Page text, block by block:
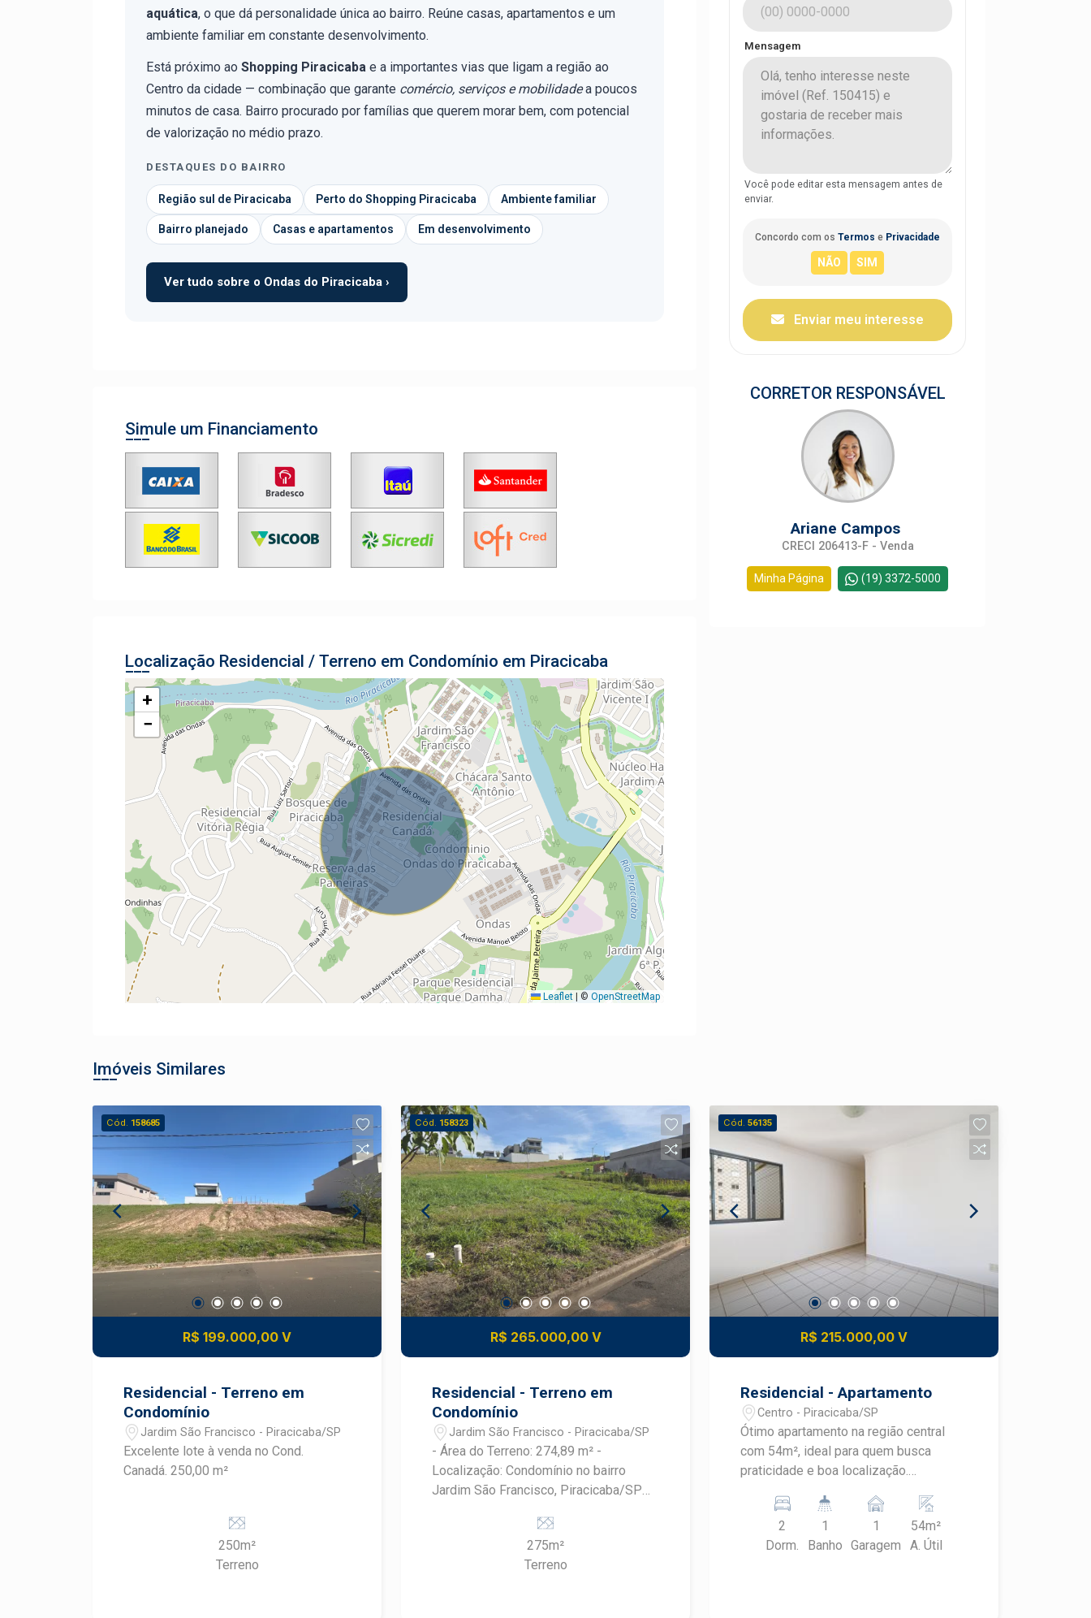
aquática, o que dá personalidade única ao bairro. Reúne casas, apartamentos e um
ambiente familiar em constante desenvolvimento.
Está próximo ao Shopping Piracicaba e a importantes vias que ligam a região ao
Centro da cidade — combinação que garante comércio, serviços e mobilidadea poucos
minutos de casa. Bairro procurado por famílias que querem morar bem, com potencial
de valorização no médio prazo.
DESTAQUES DO BAIRRO
Região sul de Piracicaba Perto do Shopping Piracicaba Ambiente familiar
Bairro planejado Casas e apartamentos Em desenvolvimento
Ver tudo sobre o Ondas do Piracicaba ›
Simule um Financiamento
Localização Residencial / Terreno em Condomínio em Piracicaba
+
−
Leaflet © OpenStreetMap
Mensagem
Você pode editar esta mensagem antes de
enviar.
Concordo com os Termos e Privacidade
Enviar meu interesse
CORRETOR RESPONSÁVEL
Ariane Campos
CRECI 206413-F - Venda
Minha Página (19) 3372-5000
Imóveis Similares
Cód. 158685
R$ 199.000,00 V
Residencial - Terreno em
Condomínio
Jardim São Francisco - Piracicaba/SP
Excelente lote à venda no Cond.
Canadá. 250,00 m²
250m²
Terreno
Cód. 158323
R$ 265.000,00 V
Residencial - Terreno em
Condomínio
Jardim São Francisco - Piracicaba/SP
- Área do Terreno: 274,89 m² -
Localização: Condomínio no bairro
Jardim São Francisco, Piracicaba/SP
oportunidade para quem deseja
construir a casa dos sonhos em um
ambiente tranquilo e seguro. O Jardim
275m²
Terreno
Cód. 56135
R$ 215.000,00 V
Residencial - Apartamento
Centro - Piracicaba/SP
Ótimo apartamento na região central
com 54m², ideal para quem busca
praticidade e boa localização.
estar - Cozinha - 2 dormitórios (sendo
1 com armários embutidos) - Banheiro
social completo - 1 vaga de garagem
2
Dorm.
1
Banho
1
Garagem
54m²
A. Útil